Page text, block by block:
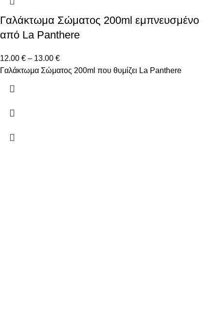
Γαλάκτωμα Σώματος 200ml εμπνευσμένο
από La Panthere
12.00 € – 13.00 €
Γαλάκτωμα Σώματος 200ml που θυμίζει La Panthere